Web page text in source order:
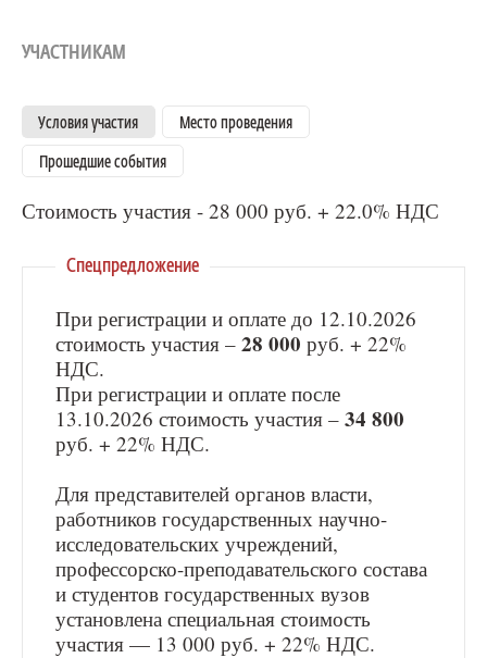
УЧАСТНИКАМ
Условия участия Место проведения
Прошедшие события
Стоимость участия - 28 000 руб. + 22.0% НДС
Спецпредложение
При регистрации и оплате до 12.10.2026
стоимость участия – 28 000 руб. + 22%
НДС.
При регистрации и оплате после
13.10.2026 стоимость участия – 34 800
руб. + 22% НДС.
Для представителей органов власти,
работников государственных научно-
исследовательских учреждений,
профессорско-преподавательского состава
и студентов государственных вузов
установлена специальная стоимость
участия — 13 000 руб. + 22% НДС.